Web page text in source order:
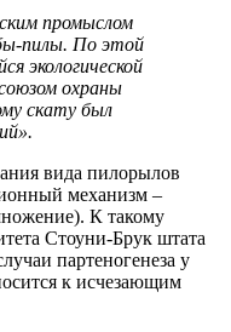
промыслом
пилы. По этой
экологической
охраны
скату был
вида пилорылов
механизм –
К такому
Стоуни-Брук штата
партеногенеза у
к исчезающим